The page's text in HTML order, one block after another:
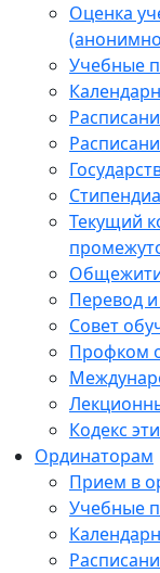
Оценка
Учебные
Текущий
Перевод
Совет
Профком
Кодекс
Ординаторам
Прием в
Учебные